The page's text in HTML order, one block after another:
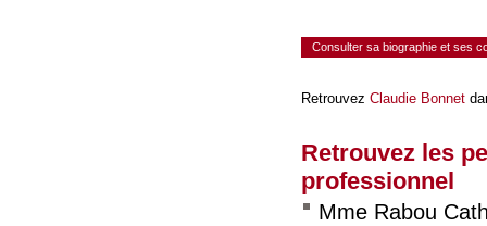
Consulter sa biographie et ses
Retrouvez Claudie Bonnet
Retrouvez les
professionnel
Mme Rabou